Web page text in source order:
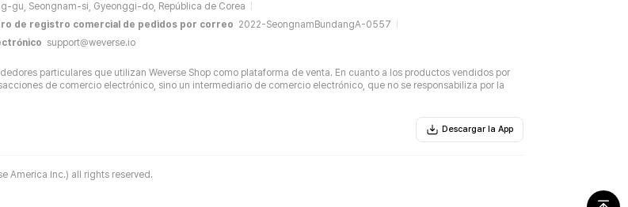
gu, Seongnam-si, Gyeonggi-do, República de Corea
de registro comercial de pedidos por correo 2022-SeongnamBundangA-0557
support@weverse.io
particulares que utilizan Weverse Shop como plataforma de venta. En cuanto a los productos vendidos por
de comercio electrónico, sino un intermediario de comercio electrónico, que no se responsabiliza por la
Descargar la App
America Inc.) all rights reserved.